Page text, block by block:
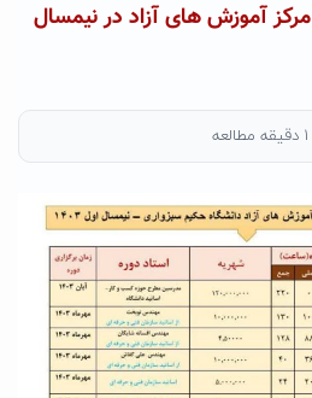
آموزش های آزاد در نیمسال